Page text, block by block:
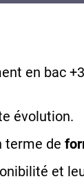
en bac +3
évolution.
terme de
et